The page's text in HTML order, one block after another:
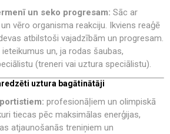
un seko progresam: Sāc ar
vēro organisma reakciju. Ikviens reaģē
atbilstoši vajadzībām un progresam.
un, ja rodas šaubas,
(treneri vai uztura speciālistu).
uztura bagātinātāji
profesionāļiem un olimpiskā
tiecas pēc maksimālas enerģijas,
atjaunošanās treniņiem un